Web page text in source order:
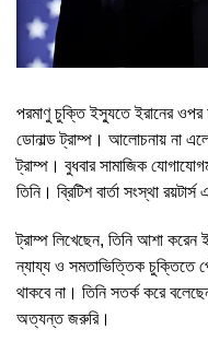
পরমাণু চুক্তি ইস্যুতে ইরানের ওপর
ডোনাল্ড ট্রাম্প। আলোচনায় না
ট্রাম্প। বুধবার সামাজিক
তিনি। ব্রিটিশ বার্তা সংস্থা
ট্রাম্প লিখেছেন, তিনি আশা
ন্যায্য ও সমতাভিত্তিক চুক্তিতে
থাকবে না। তিনি সতর্ক করে
অত্যন্ত জরুরি।